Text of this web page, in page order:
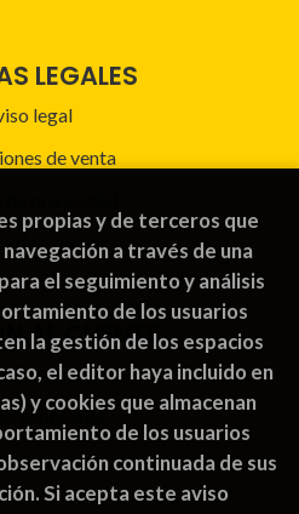
LEGALES
legal
de venta
de Cookies
AL CLIENTE
somos
especiales
propias y de terceros que
a través de una
el seguimiento y análisis
de los usuarios
la gestión de los espacios
el editor haya incluido en
y cookies que almacenan
de los usuarios
continuada de sus
Si acepta este aviso